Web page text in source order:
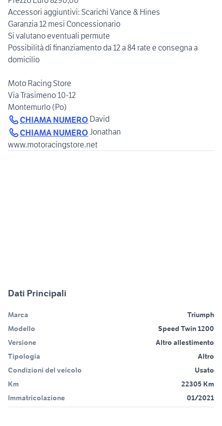
Accessori aggiuntivi: Scarichi Vance & Hines
Garanzia 12 mesi Concessionario
Si valutano eventuali permute
Possibilità di finanziamento da 12 a 84 rate e consegna a
domicilio
Moto Racing Store
Via Trasimeno 10-12
CHIAMA NUMERO
CHIAMA NUMERO Jonathan
Dati Principali
Marca
Triumph
Modello
Speed Twin 1200
Versione
Altro allestimento
Tipologia
Altro
Condizioni del veicolo
Usato
Km
22305 Km
Immatricolazione
01/2021